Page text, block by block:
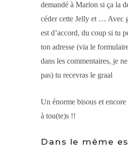
demandé à Marion si ça la
céder cette Jelly et … Avec
est d’accord, du coup si tu
ton adresse (via le
dans les commentaires, je
pas) tu recevras le graal
Un énorme bisous et
à tou(te)s !!
Dans le même